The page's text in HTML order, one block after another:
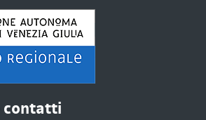
contatti